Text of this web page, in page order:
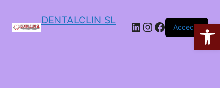
DENTALCLIN SL
Acceder